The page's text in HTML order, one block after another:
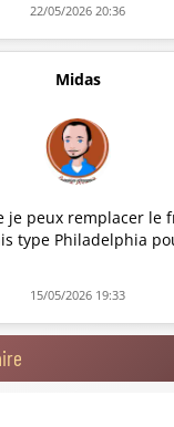
22/05/2026 20:36
Midas
je peux remplacer le
type Philadelphia
15/05/2026 19:33